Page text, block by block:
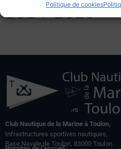
Politique de cookies
2024-2025
Club Nautique de la Marine à Toulon,
Infrastructures sportives nautiques,
Base Navale de Toulon, 83000 Toulon.